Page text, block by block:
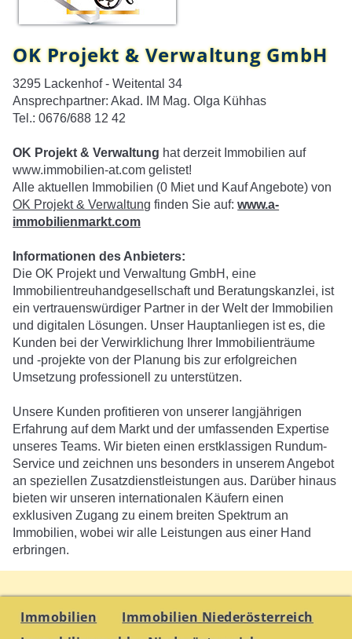
OK Projekt & Verwaltung GmbH
3295 Lackenhof - Weitental 34
Ansprechpartner: Akad. IM Mag. Olga Kühhas
Tel.: 0676/688 12 42
OK Projekt & Verwaltung hat derzeit Immobilien auf
www.immobilien-at.com gelistet!
Alle aktuellen Immobilien (0 Miet und Kauf Angebote) von
OK Projekt & Verwaltung finden Sie auf:www.a-
immobilienmarkt.com
Informationen des Anbieters:
Die OK Projekt und Verwaltung GmbH, eine
Immobilientreuhandgesellschaft und Beratungskanzlei, ist
ein vertrauenswürdiger Partner in der Welt der Immobilien
und digitalen Lösungen. Unser Hauptanliegen ist es, die
Kunden bei der Verwirklichung Ihrer Immobilienträume
und -projekte von der Planung bis zur erfolgreichen
Umsetzung professionell zu unterstützen.
Unsere Kunden profitieren von unserer langjährigen
Erfahrung auf dem Markt und der umfassenden Expertise
unseres Teams. Wir bieten einen erstklassigen Rundum-
Service und zeichnen uns besonders in unserem Angebot
an speziellen Zusatzdienstleistungen aus. Darüber hinaus
bieten wir unseren internationalen Käufern einen
exklusiven Zugang zu einem breiten Spektrum an
Immobilien, wobei wir alle Leistungen aus einer Hand
erbringen.
Immobilien
Immobilien Niederösterreich